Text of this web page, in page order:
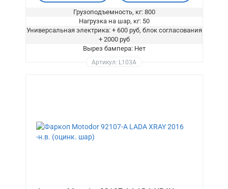
Грузоподъемность, кг: 800
Нагрузка на шар, кг: 50
Универсальная электрика: + 600 руб, блок согласования
+ 2000 руб
Вырез бампера: Нет
Артикул: L103A